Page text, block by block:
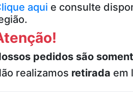
de preço.
aqui e consulte
pedidos são
realizamos retirada em